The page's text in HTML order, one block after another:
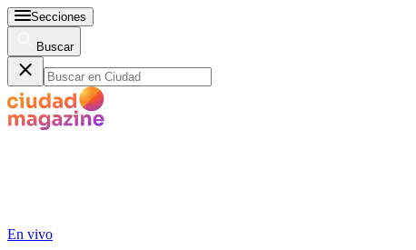
Secciones
Buscar
En vivo